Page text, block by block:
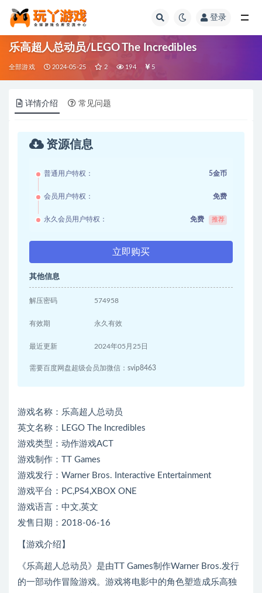
登录
乐高超人总动员/LEGO The Incredibles
全部游戏 2024-05-25 2 194 5
详情介绍 常见问题
资源信息
普通用户特权： 5金币
会员用户特权： 免费
永久会员用户特权： 免费 推荐
立即购买
其他信息
解压密码 574958
有效期 永久有效
最近更新 2024年05月25日
需要百度网盘超级会员加微信：svip8463
游戏名称：乐高超人总动员
英文名称：LEGO The Incredibles
游戏类型：动作游戏ACT
游戏制作：TT Games
游戏发行：Warner Bros. Interactive Entertainment
游戏平台：PC,PS4,XBOX ONE
游戏语言：中文,英文
发售日期：2018-06-16
【游戏介绍】
《乐高超人总动员》是由TT Games制作Warner Bros.发行
的一部动作冒险游戏。游戏将电影中的角色塑造成乐高独